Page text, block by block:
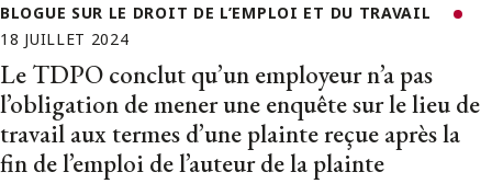
BLOGUE SUR LE DROIT DE L’EMPLOI ET DU TRAVAIL
18 JUILLET 2024
Le TDPO conclut qu’un employeur n’a pas
l’obligation de mener une enquête sur le lieu de
travail aux termes d’une plainte reçue après la
fin de l’emploi de l’auteur de la plainte